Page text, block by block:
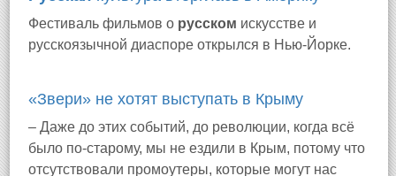
Фестиваль фильмов о русском искусстве и
русскоязычной диаспоре открылся в Нью-Йорке.
«Звери» не хотят выступать в Крыму
– Даже до этих событий, до революции, когда всё
было по-старому, мы не ездили в Крым, потому что
отсутствовали промоутеры, которые могут нас